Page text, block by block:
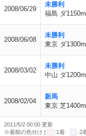
2008/06/29
未勝利
福島 ダ
2008/06/08
未勝利
東京 ダ
2008/03/02
未勝利
中山 ダ
2008/02/04
新馬
東京 芝
2011/5/2 00:00 更新
※着順の色分け [
:1着 :2